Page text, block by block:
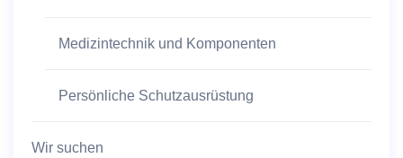
Medizintechnik und Komponenten
Persönliche Schutzausrüstung
Wir suchen